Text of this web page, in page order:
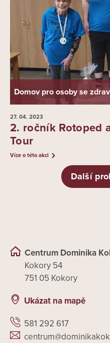
Domov pro osoby se
27. 04. 2023
2. ročník Rotoped
Tour
Více o této akci
Další
Centrum Dominika
Kokory 54
751 05 Kokory
Ukázat na mapě
581 292 617